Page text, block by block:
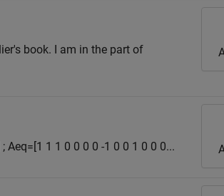
book. I am in the part of
Aeq=[1 1 1 0 0 0 0 -1 0 0 1 0 0 0...